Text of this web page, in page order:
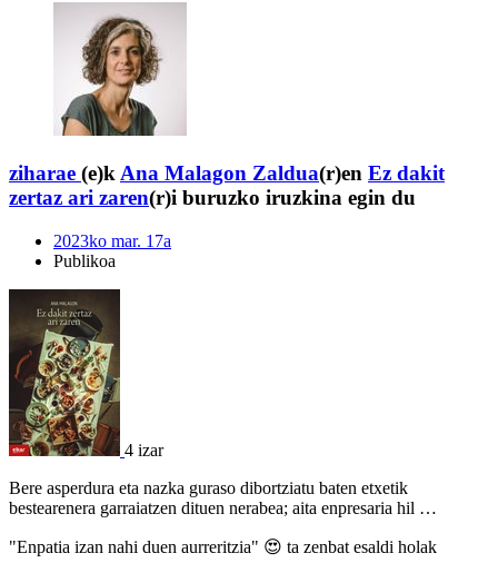
ziharae (e)k Ana Malagon Zaldua(r)en Ez dakit
zertaz ari zaren(r)i buruzko iruzkina egin du
2023ko mar. 17a
Publikoa
4 izar
Bere asperdura eta nazka guraso dibortziatu baten etxetik
bestearenera garraiatzen dituen nerabea; aita enpresaria hil …
"Enpatia izan nahi duen aurreritzia" 😍 ta zenbat esaldi holak